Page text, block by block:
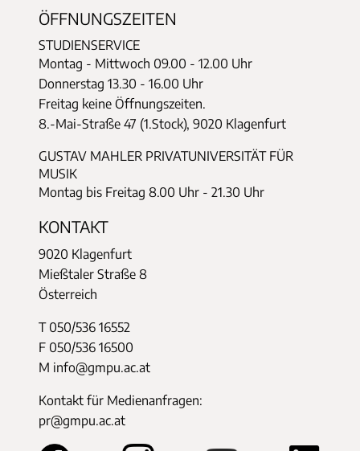
ÖFFNUNGSZEITEN
STUDIENSERVICE
Montag - Mittwoch 09.00 - 12.00 Uhr
Donnerstag 13.30 - 16.00 Uhr
Freitag keine Öffnungszeiten.
8.-Mai-Straße 47 (1.Stock), 9020 Klagenfurt
GUSTAV MAHLER PRIVATUNIVERSITÄT FÜR
MUSIK
Montag bis Freitag 8.00 Uhr - 21.30 Uhr
KONTAKT
9020 Klagenfurt
Mießtaler Straße 8
Österreich
T 050/536 16552
F 050/536 16500
M info@gmpu.ac.at
Kontakt für Medienanfragen:
pr@gmpu.ac.at